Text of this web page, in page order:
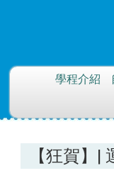
::: 學程介紹
【狂賀】